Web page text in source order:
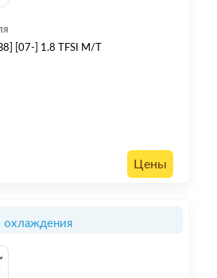
[07-] 1.8 TFSI M/T
Цены
охлаждения